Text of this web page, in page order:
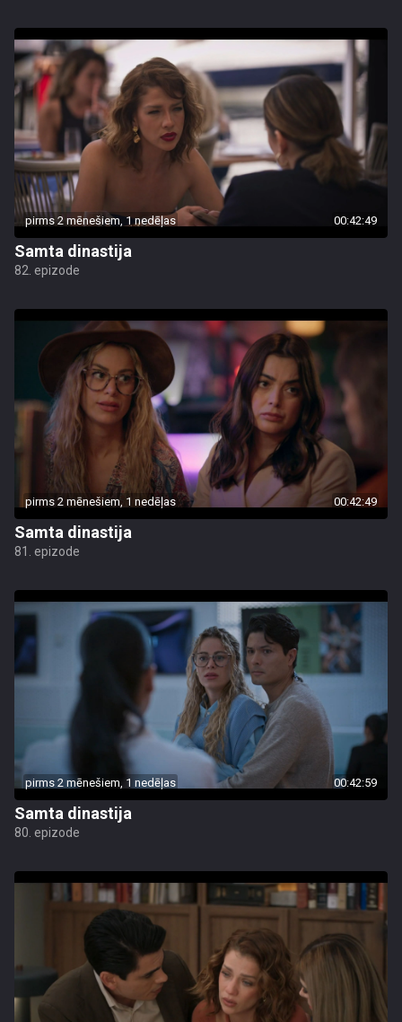
pirms 2 mēnešiem, 1 nedēļas 00:42:49
Samta dinastija
82. epizode
pirms 2 mēnešiem, 1 nedēļas 00:42:49
Samta dinastija
81. epizode
pirms 2 mēnešiem, 1 nedēļas 00:42:59
Samta dinastija
80. epizode